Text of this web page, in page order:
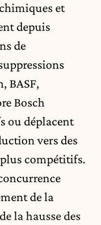
et
depuis
de
, BASF,
Bosch
ou déplacent
vers des
compétitifs.
de la
la hausse des